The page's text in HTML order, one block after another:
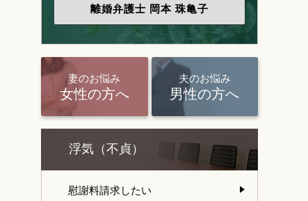
離婚弁護士 岡本 珠亀子
妻のお悩み
女性の方へ
夫のお悩み
男性の方へ
浮気（不貞）
慰謝料請求したい